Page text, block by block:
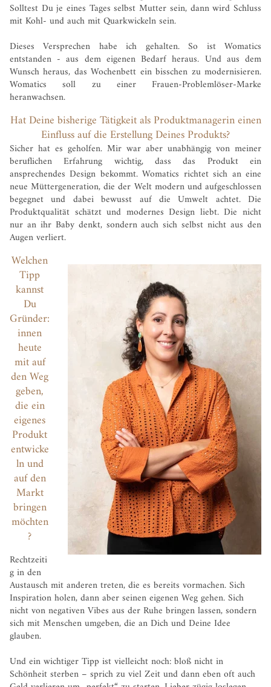
Solltest Du je eines Tages selbst Mutter sein, dann wird Schluss
mit Kohl- und auch mit Quarkwickeln sein.
Dieses Versprechen habe ich gehalten. So ist Womatics
entstanden - aus dem eigenen Bedarf heraus. Und aus dem
Wunsch heraus, das Wochenbett ein bisschen zu modernisieren.
Womatics soll zu einer Frauen-Problemlöser-Marke
heranwachsen.
Hat Deine bisherige Tätigkeit als Produktmanagerin einen
Einfluss auf die Erstellung Deines Produkts?
Sicher hat es geholfen. Mir war aber unabhängig von meiner
beruflichen Erfahrung wichtig, dass das Produkt ein
ansprechendes Design bekommt. Womatics richtet sich an eine
neue Müttergeneration, die der Welt modern und aufgeschlossen
begegnet und dabei bewusst auf die Umwelt achtet. Die
Produktqualität schätzt und modernes Design liebt. Die nicht
nur an ihr Baby denkt, sondern auch sich selbst nicht aus den
Augen verliert.
Welchen
Tipp
kannst
Du
Gründer:
innen
heute
mit auf
den Weg
geben,
die ein
eigenes
Produkt
entwicke
ln und
auf den
Markt
bringen
möchten
?
Rechtzeiti
g in den
Austausch mit anderen treten, die es bereits vormachen. Sich
Inspiration holen, dann aber seinen eigenen Weg gehen. Sich
nicht von negativen Vibes aus der Ruhe bringen lassen, sondern
sich mit Menschen umgeben, die an Dich und Deine Idee
glauben.
Und ein wichtiger Tipp ist vielleicht noch: bloß nicht in
Schönheit sterben – sprich zu viel Zeit und dann eben oft auch